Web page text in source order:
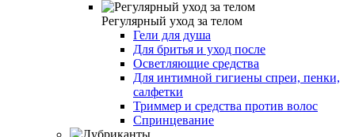
Регулярный уход за телом
Гели для душа
Для бритья и уход после
Осветляющие средства
Для интимной гигиены спреи, пенки,
салфетки
Триммер и средства против волос
Спринцевание